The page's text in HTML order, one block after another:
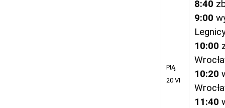
PIĄ
20 VI
8:40
9:00
10:00
10:20
11:40